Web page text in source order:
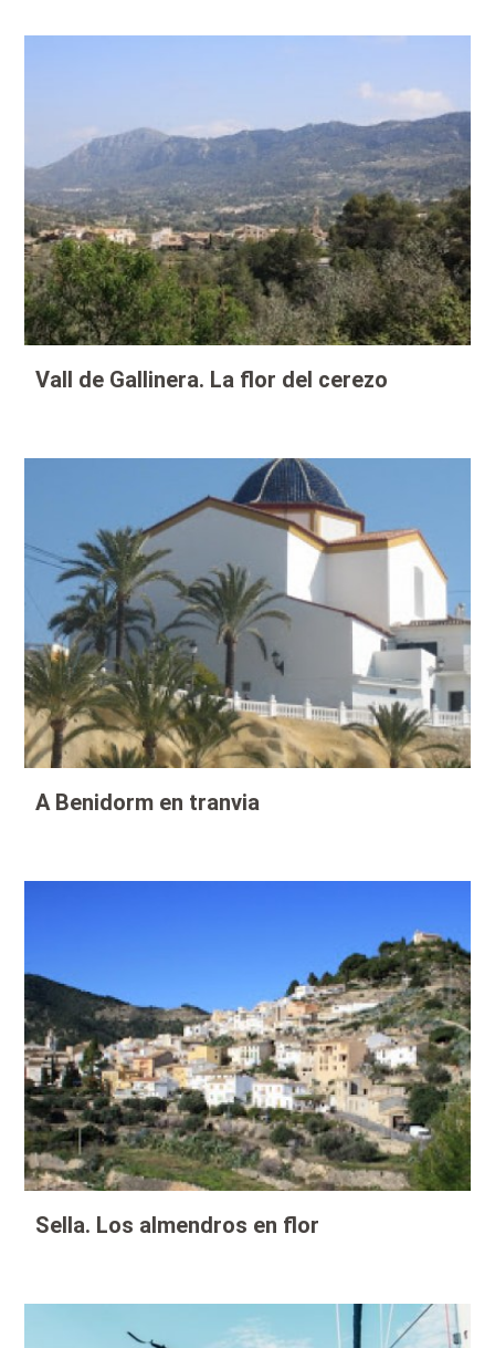
Vall de Gallinera. La flor del cerezo
A Benidorm en tranvia
Sella. Los almendros en flor